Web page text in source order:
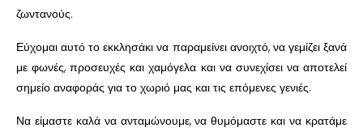
ζωντανούς.
Εύχομαι αυτό το εκκλησάκι να παραμείνει ανοιχτό, να γεμίζει ξανά
με φωνές, προσευχές και χαμόγελα και να συνεχίσει να αποτελεί
σημείο αναφοράς για το χωριό μας και τις επόμενες γενιές.
Να είμαστε καλά να ανταμώνουμε, να θυμόμαστε και να κρατάμε